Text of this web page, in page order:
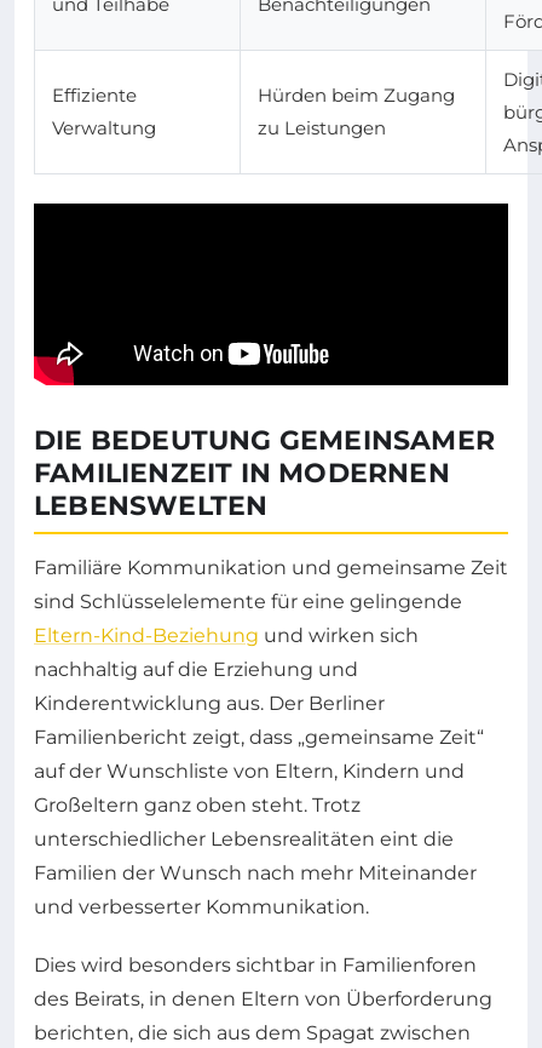
Effiziente
Verwaltung
Hürden beim Zugang
zu Leistungen
DIE BEDEUTUNG GEMEINSAMER
FAMILIENZEIT IN MODERNEN
LEBENSWELTEN
Familiäre Kommunikation und gemeinsame Zeit
sind Schlüsselelemente für eine gelingende
Eltern-Kind-Beziehung und wirken sich
nachhaltig auf die Erziehung und
Kinderentwicklung aus. Der Berliner
Familienbericht zeigt, dass „gemeinsame Zeit“
auf der Wunschliste von Eltern, Kindern und
Großeltern ganz oben steht. Trotz
unterschiedlicher Lebensrealitäten eint die
Familien der Wunsch nach mehr Miteinander
und verbesserter Kommunikation.
Dies wird besonders sichtbar in Familienforen
des Beirats, in denen Eltern von Überforderung
berichten, die sich aus dem Spagat zwischen